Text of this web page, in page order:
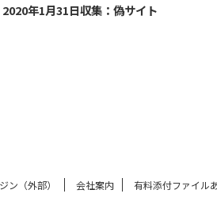
2020年1月31日収集：偽サイト
ン（外部） 会社案内 有料添付ファイル